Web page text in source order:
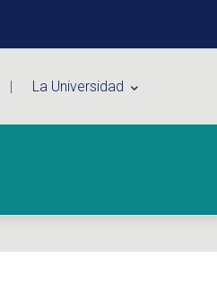
La Universidad